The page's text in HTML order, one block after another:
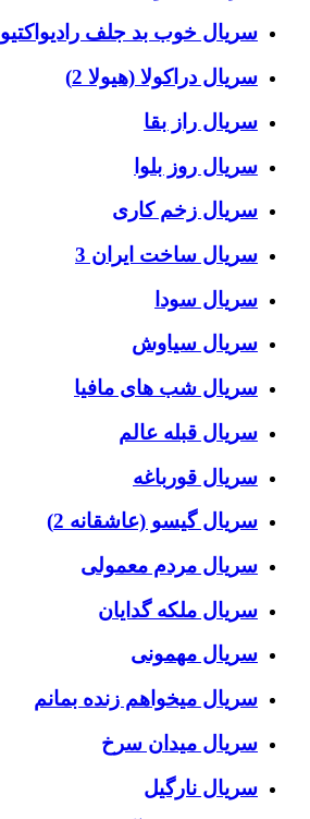
سریال خوب بد جلف رادیواکتیو
سریال دراکولا (هیولا 2)
سریال راز بقا
سریال روز بلوا
سریال زخم کاری
سریال ساخت ایران 3
سریال سودا
سریال سیاوش
سریال شب های مافیا
سریال قبله عالم
سریال قورباغه
سریال گیسو (عاشقانه 2)
سریال مردم معمولی
سریال ملکه گدایان
سریال مهمونی
سریال میخواهم زنده بمانم
سریال میدان سرخ
سریال نارگیل